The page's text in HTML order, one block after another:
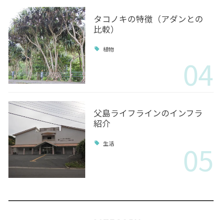
タコノキの特徴（アダンとの
比較）
植物
04
父島ライフラインのインフラ
紹介
生活 05